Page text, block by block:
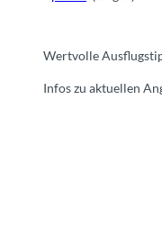
Wertvolle
Infos zu aktuellen